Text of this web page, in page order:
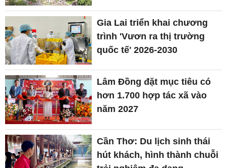
Lâm Đồng đặt mục tiêu có
hơn 1.700 hợp tác xã vào
năm 2027
Cần Thơ: Du lịch sinh thái
hút khách, hình thành chuỗi
trải nghiệm đa dạng
Hợp tác để quảng bá, kết
nối tiêu thụ nông sản, sản